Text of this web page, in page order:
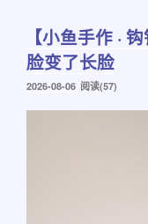
【小鱼手作 ·
脸变了长脸
发
2026-08-06 阅读(57)